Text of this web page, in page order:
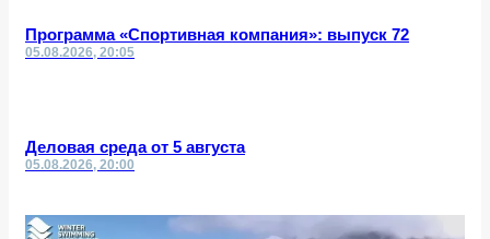
Программа «Спортивная компания»: выпуск 72
05.08.2026, 20:05
Деловая среда от 5 августа
05.08.2026, 20:00